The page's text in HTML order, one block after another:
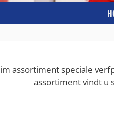
assortiment speciale
assortiment vindt u